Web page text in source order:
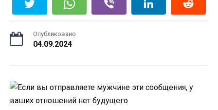
Опубликовано
04.09.2024